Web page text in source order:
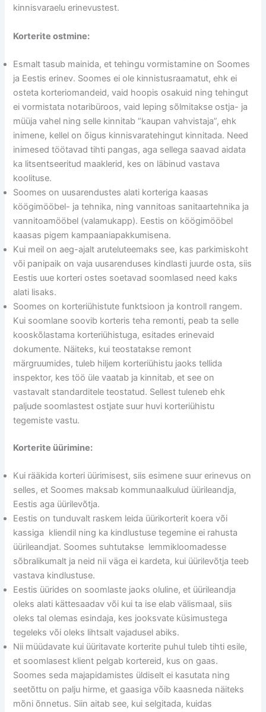
kinnisvaraelu erinevustest.
Korterite ostmine:
Esmalt tasub mainida, et tehingu vormistamine on Soomes
ja Eestis erinev. Soomes ei ole kinnistusraamatut, ehk ei
osteta korteriomandeid, vaid hoopis osakuid ning tehingut
ei vormistata notaribüroos, vaid leping sõlmitakse ostja- ja
müüja vahel ning selle kinnitab “kaupan vahvistaja”, ehk
inimene, kellel on õigus kinnisvaratehingut kinnitada. Need
inimesed töötavad tihti pangas, aga sellega saavad aidata
ka litsentseeritud maaklerid, kes on läbinud vastava
koolituse.
Soomes on uusarendustes alati korteriga kaasas
köögimööbel- ja tehnika, ning vannitoas sanitaartehnika ja
vannitoamööbel (valamukapp). Eestis on köögimööbel
kaasas pigem kampaaniapakkumisena.
Kui meil on aeg-ajalt aruteluteemaks see, kas parkimiskoht
või panipaik on vaja uusarenduses kindlasti juurde osta, siis
Eestis uue korteri ostes soetavad soomlased need kaks
alati lisaks.
Soomes on korteriühistute funktsioon ja kontroll rangem.
Kui soomlane soovib korteris teha remonti, peab ta selle
kooskõlastama korteriühistuga, esitades erinevaid
dokumente. Näiteks, kui teostatakse remont
märgruumides, tuleb hiljem korteriühistu jaoks tellida
inspektor, kes töö üle vaatab ja kinnitab, et see on
vastavalt standarditele teostatud. Sellest tuleneb ehk
paljude soomlastest ostjate suur huvi korteriühistu
tegemiste vastu.
Korterite üürimine:
Kui rääkida korteri üürimisest, siis esimene suur erinevus on
selles, et Soomes maksab kommunaalkulud üürileandja,
Eestis aga üürilevõtja.
Eestis on tunduvalt raskem leida üürikorterit koera või
kassiga kliendil ning ka kindlustuse tegemine ei rahusta
üürileandjat. Soomes suhtutakse lemmikloomadesse
sõbralikumalt ja neid nii väga ei kardeta, kui üürilevõtja teeb
vastava kindlustuse.
Eestis üürides on soomlaste jaoks oluline, et üürileandja
oleks alati kättesaadav või kui ta ise elab välismaal, siis
oleks tal olemas esindaja, kes jooksvate küsimustega
tegeleks või oleks lihtsalt vajadusel abiks.
Nii müüdavate kui üüritavate korterite puhul tuleb tihti esile,
et soomlasest klient pelgab kortereid, kus on gaas.
Soomes seda majapidamistes üldiselt ei kasutata ning
seetõttu on palju hirme, et gaasiga võib kaasneda näiteks
mõni õnnetus. Siin aitab see, kui selgitada, kuidas